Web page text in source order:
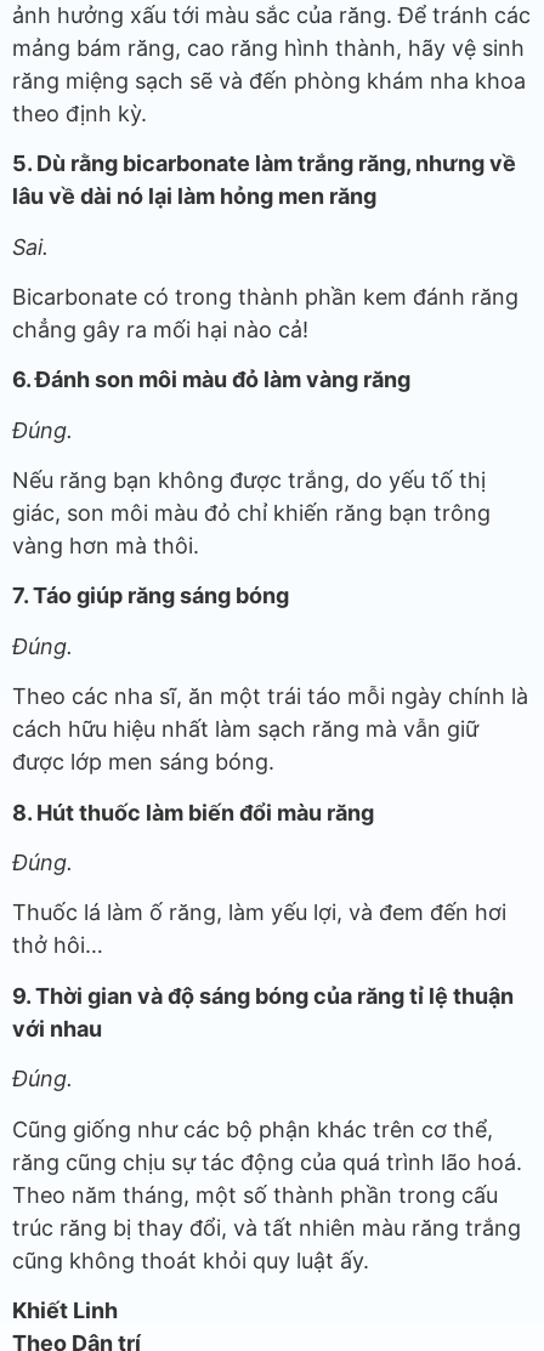
ảnh hưởng xấu tới màu sắc của răng. Để tránh các
mảng bám răng, cao răng hình thành, hãy vệ sinh
răng miệng sạch sẽ và đến phòng khám nha khoa
theo định kỳ.
5. Dù rằng bicarbonate làm trắng răng, nhưng về
lâu về dài nó lại làm hỏng men răng
Sai.
Bicarbonate có trong thành phần kem đánh răng
chẳng gây ra mối hại nào cả!
6. Đánh son môi màu đỏ làm vàng răng
Đúng.
Nếu răng bạn không được trắng, do yếu tố thị
giác, son môi màu đỏ chỉ khiến răng bạn trông
vàng hơn mà thôi.
7. Táo giúp răng sáng bóng
Đúng.
Theo các nha sĩ, ăn một trái táo mỗi ngày chính là
cách hữu hiệu nhất làm sạch răng mà vẫn giữ
được lớp men sáng bóng.
8. Hút thuốc làm biến đổi màu răng
Đúng.
Thuốc lá làm ố răng, làm yếu lợi, và đem đến hơi
thở hôi…
9. Thời gian và độ sáng bóng của răng tỉ lệ thuận
với nhau
Đúng.
Cũng giống như các bộ phận khác trên cơ thể,
răng cũng chịu sự tác động của quá trình lão hoá.
Theo năm tháng, một số thành phần trong cấu
trúc răng bị thay đổi, và tất nhiên màu răng trắng
cũng không thoát khỏi quy luật ấy.
Khiết Linh
Theo Dân trí